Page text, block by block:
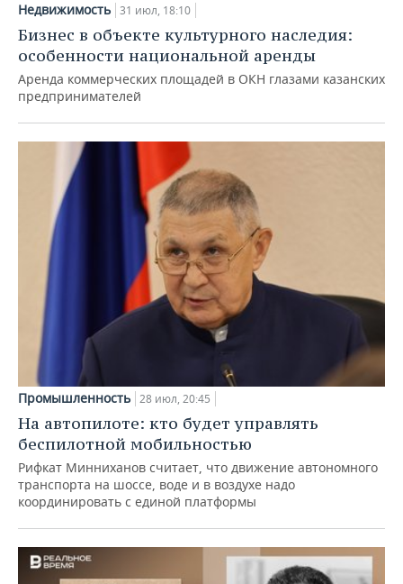
Недвижимость 31 июл, 18:10
Бизнес в объекте культурного наследия:
особенности национальной аренды
Аренда коммерческих площадей в ОКН глазами казанских
предпринимателей
Промышленность 28 июл, 20:45
На автопилоте: кто будет управлять
беспилотной мобильностью
Рифкат Минниханов считает, что движение автономного
транспорта на шоссе, воде и в воздухе надо
координировать с единой платформы